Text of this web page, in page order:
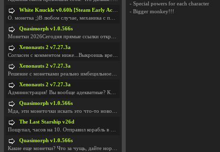
- Special powers for each character
- Bigger monkey!!!
White Knuckle v0.60h [Steam Early Access]
О. монетка ;)В любом случае, механика с поиском мо
Quasimorph v1.0.566s
Монетки 2026Сегодня прямые ссылки открываются посл
Xenonauts 2 v7.27.3a
Согласен с комментом ниже...Выкроишь время чтобы з
Xenonauts 2 v7.27.3a
Решение с монетками реально имбецильное. Как сдела
Xenonauts 2 v7.27.3a
Администрация! Вы вообще адекватные? Какие монетки
Quasimorph v1.0.566s
Мда, эти монеточки искать это что-то новое в сфере
The Last Starship v26d
Пощупал, часов на 10. Отправил корабль в другую Га
Quasimorph v1.0.566s
Какие еще монетки? Что за чущь, дайте нормально ск